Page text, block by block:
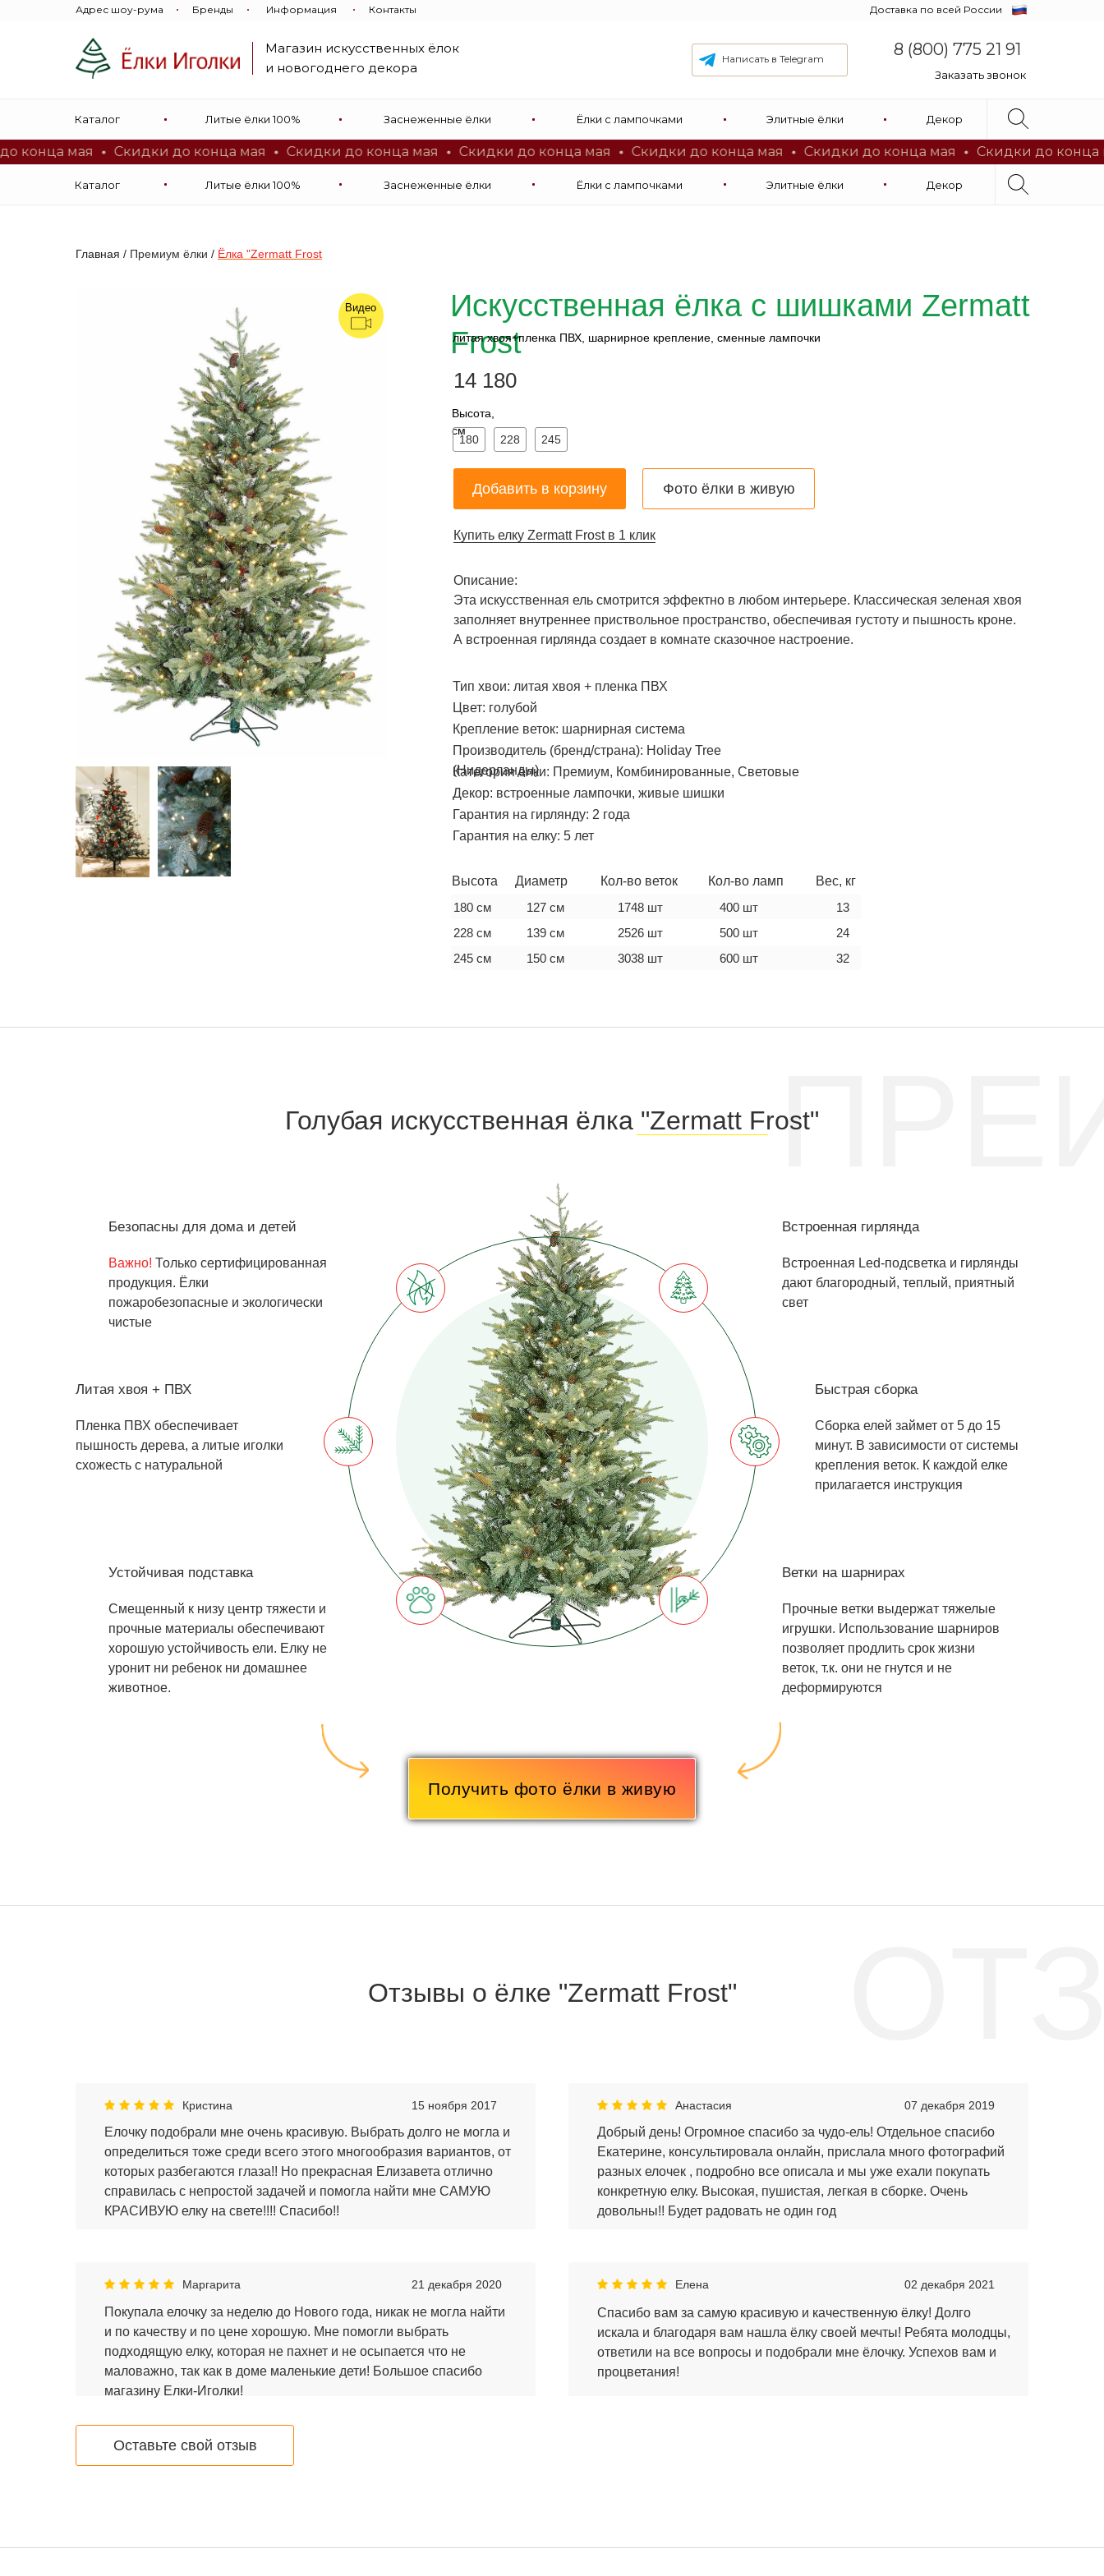
Написать в Telegram
Магазин искусственных ёлок
и новогоднего декора
Доставка по всей России
8 (800) 775 21 91
Заказать звонок
Литые ёлки 100%
Каталог Заснеженные ёлки Ëлки с лампочками Элитные ёлки Декор
Адрес шоу-рума Информация
Бренды Контакты
мая Скидки до конца мая Скидки до конца мая Скидки до конца мая Скидки до конца мая Скидки до конца мая Скидки до конца мая
Магазин искусственных ёлок
8 (800) 775 21 91
Заказать звонок
Литые ёлки 100%
Каталог Заснеженные ёлки Ëлки с лампочками Элитные ёлки Декор
Онлайн подбор
Главная / Премиум ёлки / Ёлка "Zermatt Frost
Фото ёлки в живую
Добавить в корзину
Искусственная ёлка с шишками Zermatt
Frost
Whatsapp
Viber
Видео
Описание:
Эта искусственная ель смотрится эффектно в любом интерьере. Классическая зеленая хвоя
заполняет внутреннее приствольное пространство, обеспечивая густоту и пышность кроне.
А встроенная гирлянда создает в комнате сказочное настроение.
Высота,
см
Купить елку Zermatt Frost в 1 клик
Тип хвои: литая хвоя + пленка ПВХ
Крепление веток: шарнирная система
Цвет: голубой
Производитель (бренд/страна): Holiday Tree
(Нидерланды)
Категория ёлки: Премиум, Комбинированные, Световые
литая хвоя+пленка ПВХ, шарнирное крепление, сменные лампочки
14 180
Декор: встроенные лампочки, живые шишки
Гарантия на гирлянду: 2 года
Гарантия на елку: 5 лет
Высота Диаметр Кол-во веток Кол-во ламп
Вес, кг
180 см
228 см
245 см
127 см
139 см
150 см
1748 шт
2526 шт
3038 шт
400 шт
500 шт
600 шт
13
24
32
180 228 245
Важно! Только сертифицированная
продукция. Ёлки
пожаробезопасные и экологически
чистые
Сборка елей займет от 5 до 15
минут. В зависимости от системы
крепления веток. К каждой елке
прилагается инструкция
Встроенная Led-подсветка и гирлянды
дают благородный, теплый, приятный
свет
Смещенный к низу центр тяжести и
прочные материалы обеспечивают
хорошую устойчивость ели. Елку не
уронит ни ребенок ни домашнее
животное.
Получить фото ёлки в живую
Пленка ПВХ обеспечивает
пышность дерева, а литые иголки
схожесть с натуральной
Безопасны для дома и детей
Литая хвоя + ПВХ
Устойчивая подставка
Быстрая сборка
Встроенная гирлянда
Прочные ветки выдержат тяжелые
игрушки. Использование шарниров
позволяет продлить срок жизни
веток, т.к. они не гнутся и не
деформируются
Ветки на шарнирах
Голубая искусственная ёлка "Zermatt Frost"
Елочку подобрали мне очень красивую. Выбрать долго не могла и
определиться тоже среди всего этого многообразия вариантов, от
которых разбегаются глаза!! Но прекрасная Елизавета отлично
справилась с непростой задачей и помогла найти мне САМУЮ
КРАСИВУЮ елку на свете!!!! Спасибо!!
Добрый день! Огромное спасибо за чудо-ель! Отдельное спасибо
Екатерине, консультировала онлайн, прислала много фотографий
разных елочек , подробно все описала и мы уже ехали покупать
конкретную елку. Высокая, пушистая, легкая в сборке. Очень
довольны!! Будет радовать не один год
Спасибо вам за самую красивую и качественную ёлку! Долго
искала и благодаря вам нашла ёлку своей мечты! Ребята молодцы,
ответили на все вопросы и подобрали мне ёлочку. Успехов вам и
процветания!
Покупала елочку за неделю до Нового года, никак не могла найти
и по качеству и по цене хорошую. Мне помогли выбрать
подходящую елку, которая не пахнет и не осыпается что не
маловажно, так как в доме маленькие дети! Большое спасибо
магазину Елки-Иголки!
Маргарита 21 декабря 2020
Кристина 15 ноября 2017
Елена 02 декабря 2021
Анастасия 07 декабря 2019
Оставьте свой отзыв
Отзывы о ёлке "Zermatt Frost"